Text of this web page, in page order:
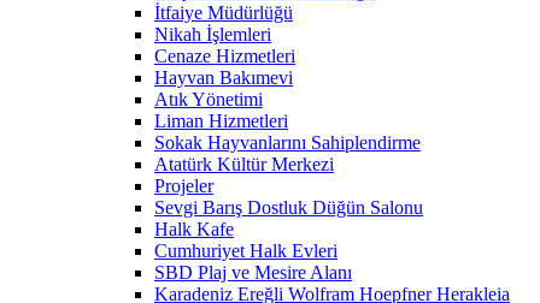
İtfaiye Müdürlüğü
Nikah İşlemleri
Cenaze Hizmetleri
Hayvan Bakımevi
Atık Yönetimi
Liman Hizmetleri
Sokak Hayvanlarını Sahiplendirme
Atatürk Kültür Merkezi
Projeler
Sevgi Barış Dostluk Düğün Salonu
Halk Kafe
Cumhuriyet Halk Evleri
SBD Plaj ve Mesire Alanı
Karadeniz Ereğli Wolfram Hoepfner Herakleia